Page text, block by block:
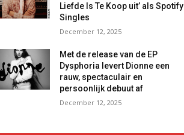
Liefde Is Te Koop uit’ als Spotify
Singles
December 12, 2025
Met de release van de EP
Dysphoria levert Dionne een
rauw, spectaculair en
persoonlijk debuut af
December 12, 2025